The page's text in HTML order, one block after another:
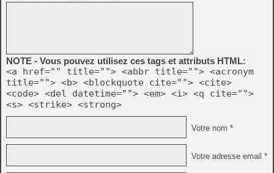
NOTE - Vous pouvez utilisez ces tags et attributs HTML:
<a href="" title=""> <abbr title=""> <acronym
title=""> <b> <blockquote cite=""> <cite>
<code> <del datetime=""> <em> <i> <q cite="">
<s> <strike> <strong>
Votre nom *
Votre adresse email *